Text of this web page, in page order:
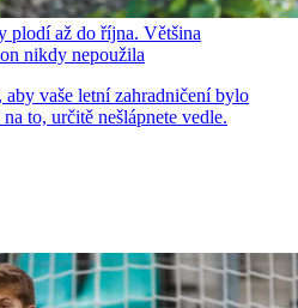
plodí až do října. Většina
nikdy nepoužila
vaše letní zahradničení bylo
to, určitě nešlápnete vedle.